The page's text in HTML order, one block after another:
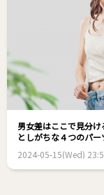
男女差はここで見分け
としがちな４つのパー
2024-05-15(Wed)